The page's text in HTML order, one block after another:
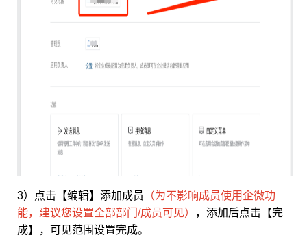
3）点击【编辑】添加成员
（为不影响成员使用企微功
能，建议您设置全部部门/成员可见）
，添加后点击【完
成】，可见范围设置完成。